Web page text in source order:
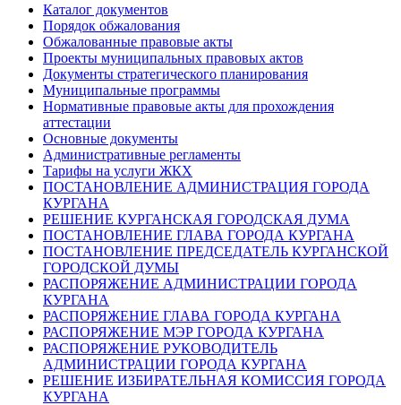
Каталог документов
Порядок обжалования
Обжалованные правовые акты
Проекты муниципальных правовых актов
Документы стратегического планирования
Муниципальные программы
Нормативные правовые акты для прохождения
аттестации
Основные документы
Административные регламенты
Тарифы на услуги ЖКХ
ПОСТАНОВЛЕНИЕ АДМИНИСТРАЦИЯ ГОРОДА
КУРГАНА
РЕШЕНИЕ КУРГАНСКАЯ ГОРОДСКАЯ ДУМА
ПОСТАНОВЛЕНИЕ ГЛАВА ГОРОДА КУРГАНА
ПОСТАНОВЛЕНИЕ ПРЕДСЕДАТЕЛЬ КУРГАНСКОЙ
ГОРОДСКОЙ ДУМЫ
РАСПОРЯЖЕНИЕ АДМИНИСТРАЦИИ ГОРОДА
КУРГАНА
РАСПОРЯЖЕНИЕ ГЛАВА ГОРОДА КУРГАНА
РАСПОРЯЖЕНИЕ МЭР ГОРОДА КУРГАНА
РАСПОРЯЖЕНИЕ РУКОВОДИТЕЛЬ
АДМИНИСТРАЦИИ ГОРОДА КУРГАНА
РЕШЕНИЕ ИЗБИРАТЕЛЬНАЯ КОМИССИЯ ГОРОДА
КУРГАНА